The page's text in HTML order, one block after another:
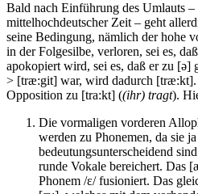
Bald nach Einführung des Umlauts –
mittelhochdeutscher Zeit – geht
seine Bedingung, nämlich der hohe
in der Folgesilbe, verloren, sei es,
apokopiert wird, sei es, daß er zu [ə]
> [træ:git] war, wird dadurch [træ:kt].
Opposition zu [tra:kt] ((ihr) tragt).
Die vormaligen vorderen
werden zu Phonemen, da sie
bedeutungsunterscheidend
runde Vokale bereichert. Das
Phonem /ɛ/ fusioniert. Das